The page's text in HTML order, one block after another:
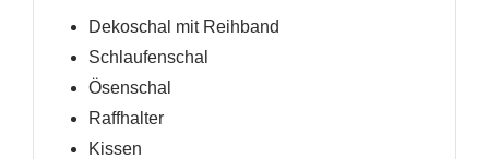
Dekoschal mit Reihband
Schlaufenschal
Ösenschal
Raffhalter
Kissen